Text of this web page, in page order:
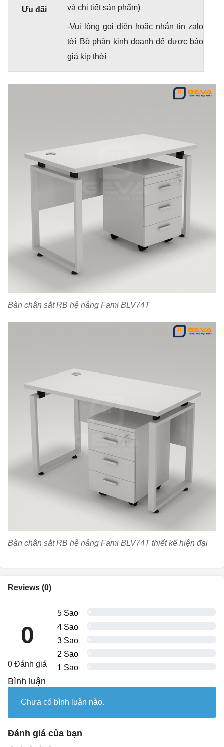
Ưu đãi và chi tiết sản phẩm)
-Vui lòng gọi điện hoặc nhắn tin zalo
tới Bộ phận kinh doanh để được báo
giá kịp thời
Bàn chân sắt RB hệ nâng Fami BLV74T
Bàn chân sắt RB hệ nâng Fami BLV74T thiết kế hiện đại
Reviews (0)
0
0 Đánh giá 1 Sao
2 Sao
3 Sao
4 Sao
5 Sao
Bình luận
Chưa có bình luận nào.
Đánh giá của bạn